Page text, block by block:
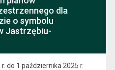
dla
o symbolu
Jastrzębiu-
do 1 października 2025 r.